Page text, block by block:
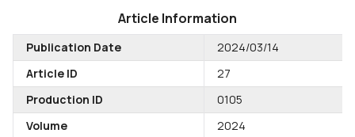
Article Information
Publication Date
2024/03/14
Article ID
27
Production ID
0105
Volume
2024